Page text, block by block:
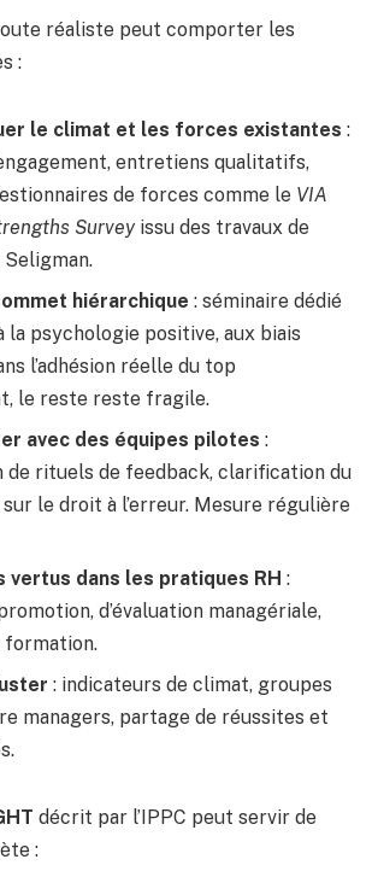
réaliste peut comporter les
:
le climat et les forces existantes :
entretiens qualitatifs,
de forces comme le VIA
Surveyissu des travaux de
hiérarchique : séminaire dédié
la psychologie positive, aux biais
l’adhésion réelle du top
le reste reste fragile.
avec des équipes pilotes :
de rituels de feedback, clarification du
le droit à l’erreur. Mesure régulière
vertus dans les pratiques RH :
d’évaluation managériale,
formation.
: indicateurs de climat, groupes
managers, partage de réussites et
décrit par l’IPPC peut servir de
: